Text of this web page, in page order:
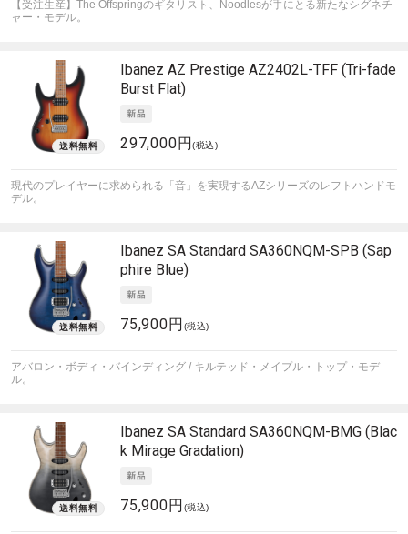
【受注生産】The Offspringのギタリスト、Noodlesが手にとる新たなシグネチ
ャー・モデル。
Ibanez AZ Prestige AZ2402L-TFF (Tri-fade
Burst Flat)
297,000円(税込)
現代のプレイヤーに求められる「音」を実現するAZシリーズのレフトハンドモ
デル。
Ibanez SA Standard SA360NQM-SPB (Sap
phire Blue)
75,900円 (税込)
アバロン・ボディ・バインディング / キルテッド・メイプル・トップ・モデ
ル。
Ibanez SA Standard SA360NQM-BMG (Blac
k Mirage Gradation)
75,900円 (税込)